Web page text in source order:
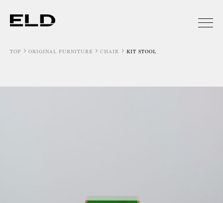
TOP ORIGINAL FURNITURE CHAIR KIT STOOL